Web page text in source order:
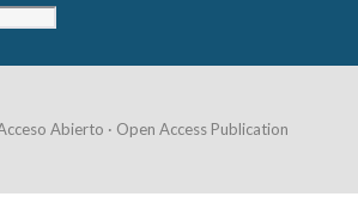
Abierto · Open Access Publication